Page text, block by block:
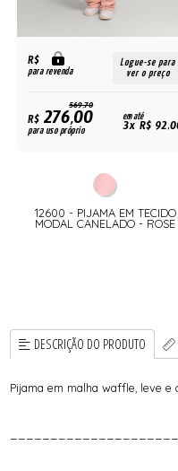
R$
para revenda
Logue-se para
ver o preço
569,70
R$276,00
para uso próprio
em até
3x R$
12600 - PIJAMA EM TECIDO
MODAL CANELADO - ROSE
DESCRIÇÃO DO PRODUTO
Pijama em malha waffle, leve